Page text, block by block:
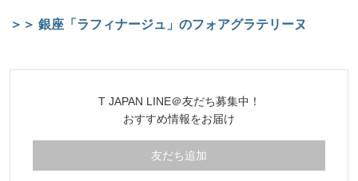
＞＞ 銀座「ラフィナージュ」のフォアグラテリーヌ
T JAPAN LINE＠友だち募集中！
おすすめ情報をお届け
友だち追加